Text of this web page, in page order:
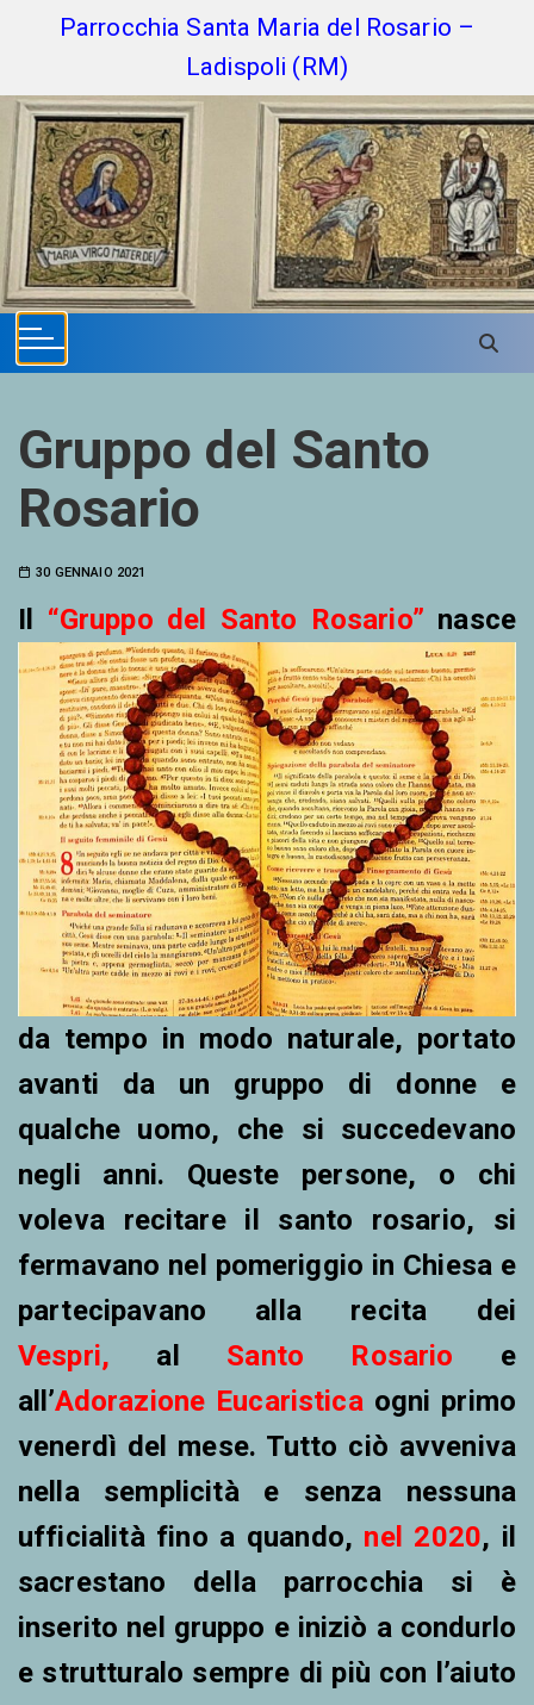
p
t
e
t
Parrocchia Santa Maria del Rosario –
Ladispoli (RM)
Gruppo del Santo
Rosario
30 GENNAIO 2021
Il “Gruppo del Santo Rosario” nasce
da tempo in modo naturale, portato
avanti da un gruppo di donne e
qualche uomo, che si succedevano
negli anni. Queste persone, o chi
voleva recitare il santo rosario, si
fermavano nel pomeriggio in Chiesa e
partecipavano alla recita dei
Vespri, al Santo Rosario e
all’Adorazione Eucaristica ogni primo
venerdì del mese. Tutto ciò avveniva
nella semplicità e senza nessuna
ufficialità fino a quando, nel 2020, il
sacrestano della parrocchia si è
inserito nel gruppo e iniziò a condurlo
e strutturalo sempre di più con l’aiuto